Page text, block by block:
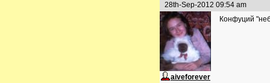
28th-Sep-2012 09:54 am
aiveforever
Конфуций